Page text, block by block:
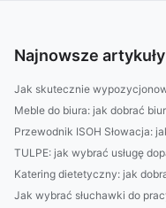
Najnowsze artykuły
Jak skutecznie
Meble do biura: jak dobrać
Przewodnik ISOH Słowacja:
TULPE: jak wybrać usługę
Katering dietetyczny: jak
Jak wybrać słuchawki do